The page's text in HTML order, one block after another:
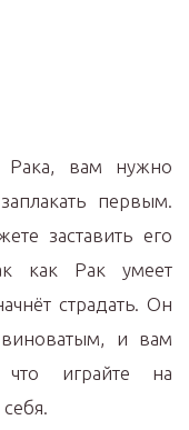
Рака, вам нужно
первым.
заставить его
как Рак умеет
страдать. Он
виноватым, и вам
играйте на